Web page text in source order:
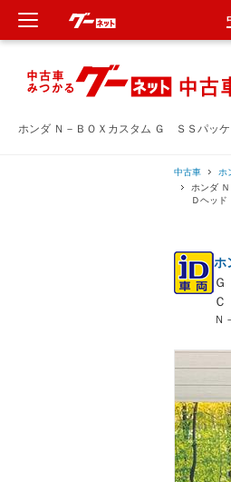
ホンダ Ｎ－ＢＯＸカスタム Ｇ ＳＳパッ
中古車 ホ
ホンダ
Ｄヘッ
ホ
Ｎ
新車
中古車